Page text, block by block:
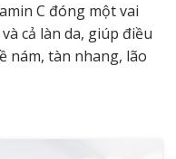
C đóng một vai
cả làn da, giúp điều
nám, tàn nhang, lão